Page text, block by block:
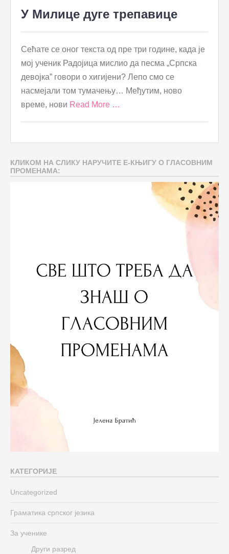
У Милице дуге трепавице
Сећате се оног текста од пре три године, када је
мој ученик Радојица мислио да песма „Српска
девојка” говори о хигијени? Лепо смо се
насмејали том тумачењу… Међутим, ново
време, нови Read More …
КЛИКОМ НА СЛИКУ НАРУЧИТЕ Е-КЊИГУ О ГЛАСОВНИМ
ПРОМЕНАМА:
КАТЕГОРИЈЕ
Uncategorized
Граматика српског језика
За ученике
Други разред